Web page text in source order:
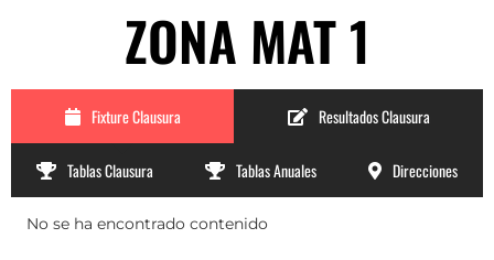
ZONA MAT 1
Fixture Clausura Resultados Clausura
Tablas Clausura Tablas Anuales Direcciones
No se ha encontrado contenido